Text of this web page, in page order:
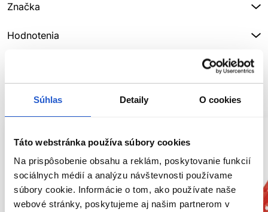
Súhlas Detaily O cookies
Táto webstránka používa súbory cookies
Na prispôsobenie obsahu a reklám, poskytovanie funkcií
sociálnych médií a analýzu návštevnosti používame
súbory cookie. Informácie o tom, ako používate naše
webové stránky, poskytujeme aj našim partnerom v
Značka
Hodnotenia